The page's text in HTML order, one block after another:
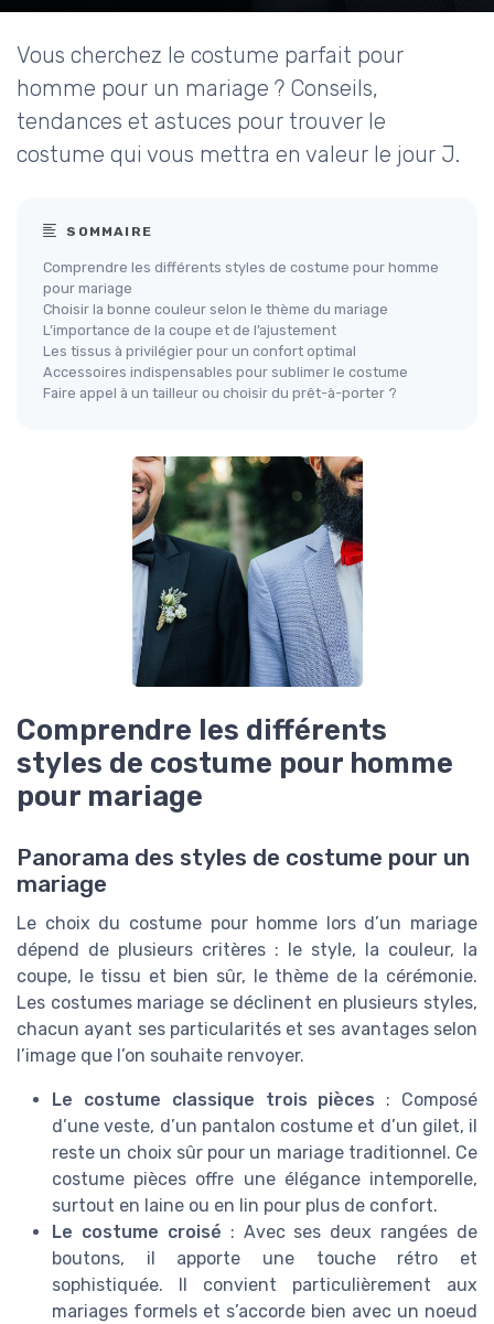
Vous cherchez le costume parfait pour
homme pour un mariage ? Conseils,
tendances et astuces pour trouver le
costume qui vous mettra en valeur le jour J.
SOMMAIRE
Comprendre les différents styles de costume pour homme
pour mariage
Choisir la bonne couleur selon le thème du mariage
L’importance de la coupe et de l’ajustement
Les tissus à privilégier pour un confort optimal
Accessoires indispensables pour sublimer le costume
Faire appel à un tailleur ou choisir du prêt-à-porter ?
Comprendre les différents
styles de costume pour homme
pour mariage
Panorama des styles de costume pour un
mariage
Le choix du costume pour homme lors d’un mariage
dépend de plusieurs critères : le style, la couleur, la
coupe, le tissu et bien sûr, le thème de la cérémonie.
Les costumes mariage se déclinent en plusieurs styles,
chacun ayant ses particularités et ses avantages selon
l’image que l’on souhaite renvoyer.
Le costume classique trois pièces : Composé
d’une veste, d’un pantalon costume et d’un gilet, il
reste un choix sûr pour un mariage traditionnel. Ce
costume pièces offre une élégance intemporelle,
surtout en laine ou en lin pour plus de confort.
Le costume croisé : Avec ses deux rangées de
boutons, il apporte une touche rétro et
sophistiquée. Il convient particulièrement aux
mariages formels et s’accorde bien avec un noeud